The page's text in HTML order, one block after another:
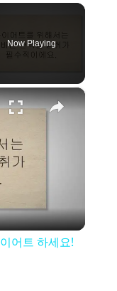
Now Playing
×
어트 하세요!